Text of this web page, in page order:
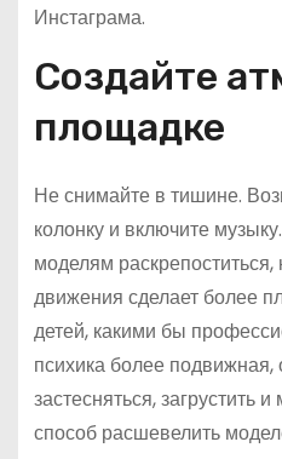
Инстаграма.
Создайте
площадке
Не снимайте в тишине.
колонку и включите
моделям раскрепоститься,
движения сделает более
детей, какими бы
психика более подвижная,
застесняться, загрустить
способ расшевелить